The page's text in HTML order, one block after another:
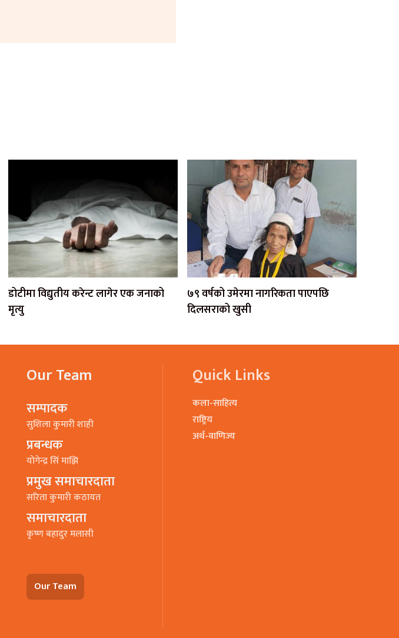
डोटीमा विद्युतीय करेन्ट लागेर एक जनाको
मृत्यु
७९ वर्षको उमेरमा नागरिकता पाएपछि
दिलसराको खुसी
Our Team
सम्पादक
सुशिला कुमारी शाही
प्रबन्धक
याेगेन्द्र सिं माझि
प्रमुख समाचारदाता
सरिता कुमारी कठायत
समाचारदाता
कृष्ण बहादुर मलासी
Our Team
Quick Links
कला-साहित्य
राष्ट्रिय
अर्थ-वाणिज्य